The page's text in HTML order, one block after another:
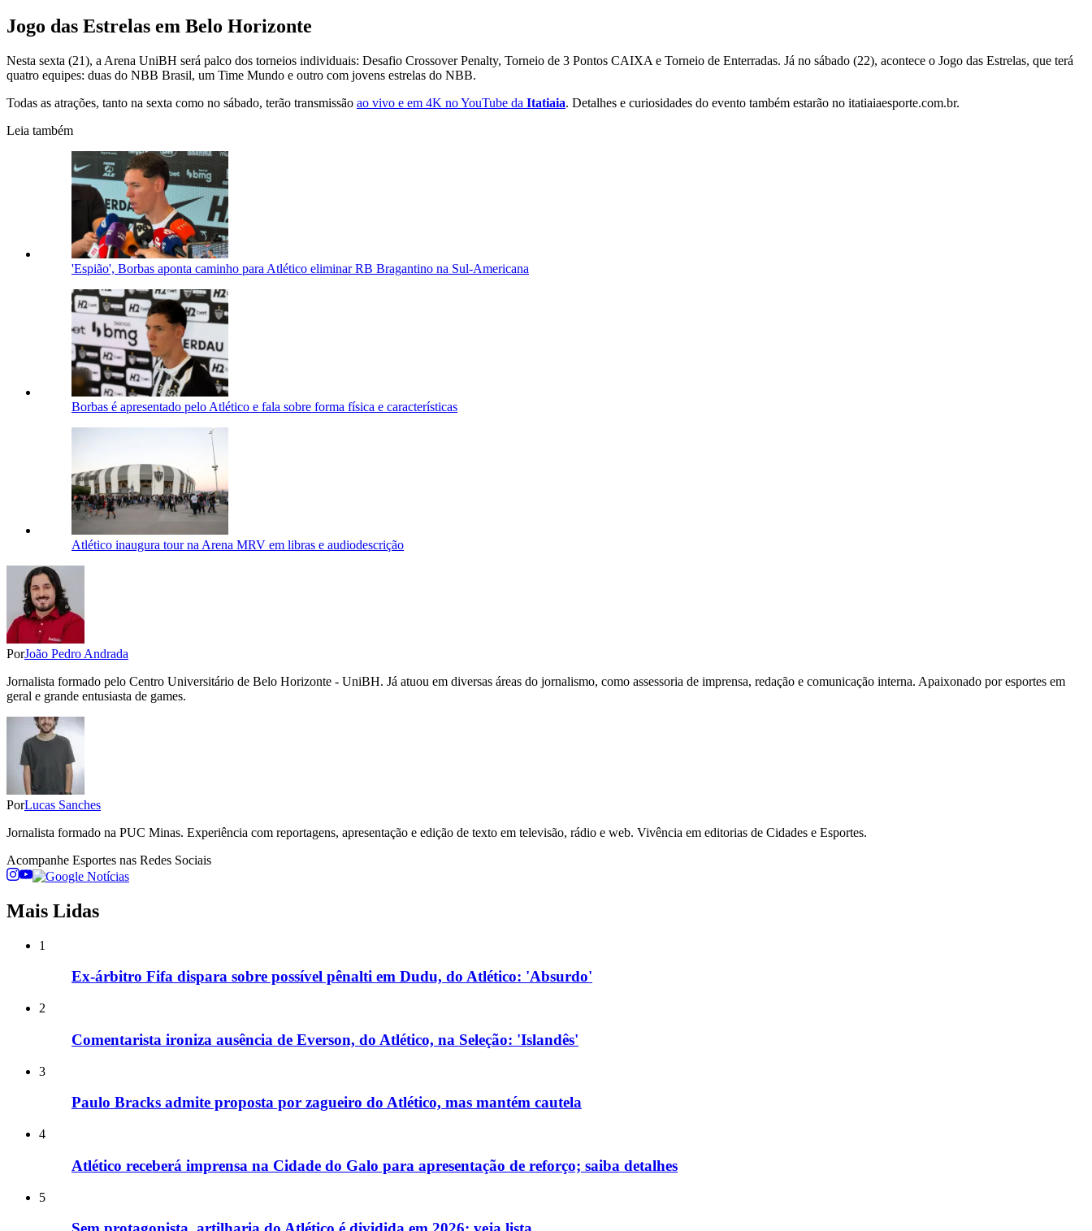
Jogo das Estrelas em Belo Horizonte
Nesta sexta (21), a Arena UniBH será palco dos torneios individuais: Desafio Crossover Penalty, Torneio de 3 Pontos CAIXA e Torneio de Enterradas. Já no sábado (22), acontece o Jogo das Estrelas, que terá
quatro equipes: duas do NBB Brasil, um Time Mundo e outro com jovens estrelas do NBB.
Todas as atrações, tanto na sexta como no sábado, terão transmissão ao vivo e em 4K no YouTube da Itatiaia. Detalhes e curiosidades do evento também estarão no itatiaiaesporte.com.br.
Leia também
'Espião', Borbas aponta caminho para Atlético eliminar RB Bragantino na Sul-Americana
Borbas é apresentado pelo Atlético e fala sobre forma física e características
Atlético inaugura tour na Arena MRV em libras e audiodescrição
PorJoão Pedro Andrada
Jornalista formado pelo Centro Universitário de Belo Horizonte - UniBH. Já atuou em diversas áreas do jornalismo, como assessoria de imprensa, redação e comunicação interna. Apaixonado por esportes em
geral e grande entusiasta de games.
PorLucas Sanches
Jornalista formado na PUC Minas. Experiência com reportagens, apresentação e edição de texto em televisão, rádio e web. Vivência em editorias de Cidades e Esportes.
Acompanhe Esportes nas Redes Sociais
Mais Lidas
1
Ex-árbitro Fifa dispara sobre possível pênalti em Dudu, do Atlético: 'Absurdo'
2
Comentarista ironiza ausência de Everson, do Atlético, na Seleção: 'Islandês'
3
Paulo Bracks admite proposta por zagueiro do Atlético, mas mantém cautela
4
Atlético receberá imprensa na Cidade do Galo para apresentação de reforço; saiba detalhes
5